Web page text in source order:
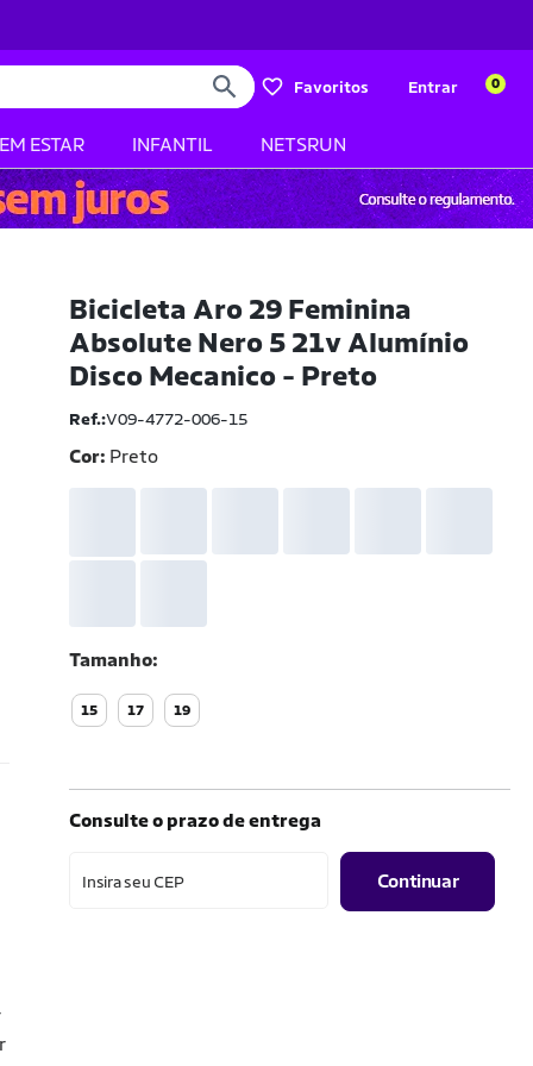
Favoritos Entrar 0
ESTAR INFANTIL NETSRUN
Bicicleta Aro 29 Feminina
Absolute Nero 5 21v Alumínio
Disco Mecanico - Preto
Ref.:V09-4772-006-15
Cor: Preto
Tamanho
15 17 19
Consulte o prazo de entrega
Insira seu CEP Continuar